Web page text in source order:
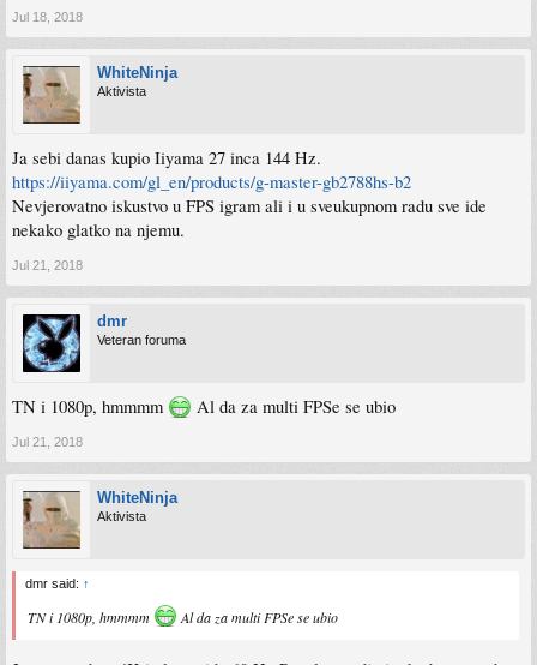
Jul 18, 2018
WhiteNinja
Aktivista
Ja sebi danas kupio Iiyama 27 inca 144 Hz.
https://iiyama.com/gl_en/products/g-master-gb2788hs-b2
Nevjerovatno iskustvo u FPS igram ali i u sveukupnom radu sve ide
nekako glatko na njemu.
Jul 21, 2018
dmr
Veteran foruma
TN i 1080p, hmmmm Al da za multi FPSe se ubio
Jul 21, 2018
WhiteNinja
Aktivista
dmr said: ↑
TN i 1080p, hmmmm Al da za multi FPSe se ubio